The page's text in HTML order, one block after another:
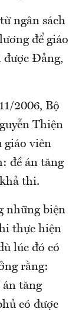
ngân sách
để giáo
được Đảng,
2006, Bộ
Thiện
giáo viên
đề án tăng
thi.
những biện
thực hiện
lúc đó có
rằng:
án tăng
có được